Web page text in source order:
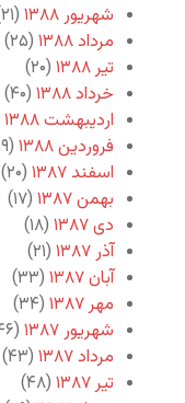
شهریور ۱۳۸۸
(۲۱)
مرداد ۱۳۸۸
(۲۵)
تیر ۱۳۸۸
(۲۰)
خرداد ۱۳۸۸
(۴۰)
اردیبهشت ۱۳۸۸
فروردین ۱۳۸۸
(۱۹)
اسفند ۱۳۸۷
(۲۰)
بهمن ۱۳۸۷
(۱۷)
دی ۱۳۸۷
(۱۸)
آذر ۱۳۸۷
(۲۱)
آبان ۱۳۸۷
(۳۳)
مهر ۱۳۸۷
(۳۴)
شهریور ۱۳۸۷
(۴۶)
مرداد ۱۳۸۷
(۴۳)
تیر ۱۳۸۷
(۴۸)